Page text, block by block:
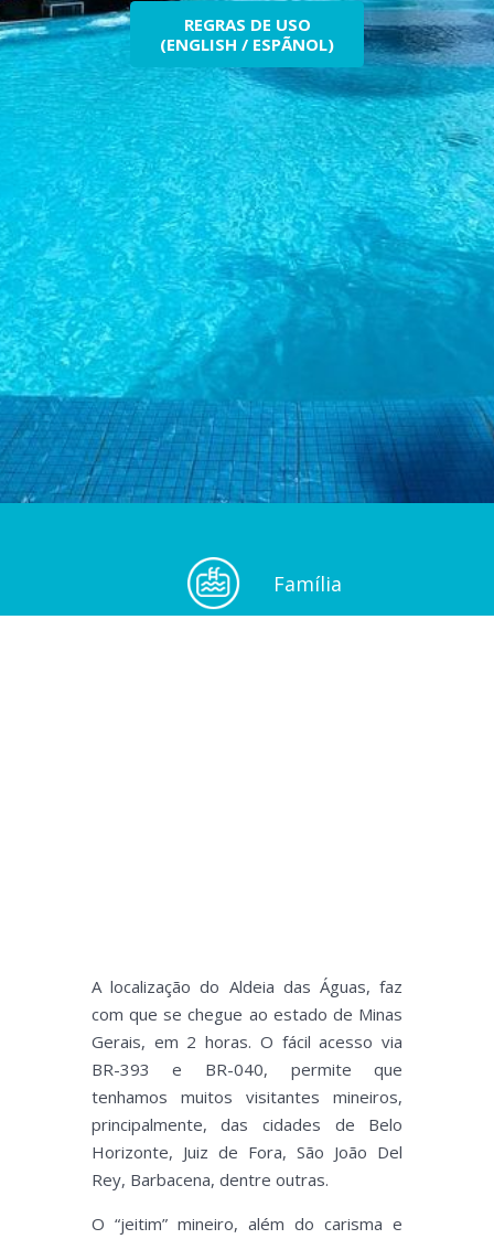
REGRAS DE USO
(ENGLISH / ESPÃNOL)
Família
A localização do Aldeia das Águas, faz
com que se chegue ao estado de Minas
Gerais, em 2 horas. O fácil acesso via
BR-393 e BR-040, permite que
tenhamos muitos visitantes mineiros,
principalmente, das cidades de Belo
Horizonte, Juiz de Fora, São João Del
Rey, Barbacena, dentre outras.
O “jeitim” mineiro, além do carisma e